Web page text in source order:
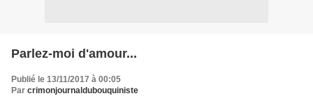
Parlez-moi d'amour...
Publié le 13/11/2017 à 00:05
Par crimonjournaldubouquiniste